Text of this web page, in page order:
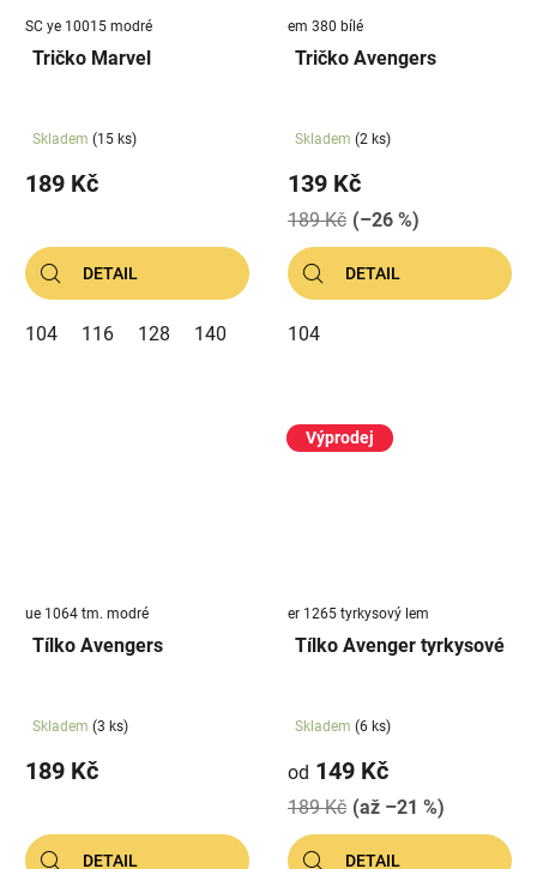
SC ye 10015 modré
Tričko Marvel
Skladem (15 ks)
189 Kč
DETAIL
104 116 128 140
em 380 bílé
Tričko Avengers
Skladem (2 ks)
139 Kč
189 Kč (–26 %)
DETAIL
104
ue 1064 tm. modré
Tílko Avengers
Skladem (3 ks)
189 Kč
DETAIL
Výprodej
er 1265 tyrkysový lem
Tílko Avenger tyrkysové
Skladem (6 ks)
od 149 Kč
189 Kč (až –21 %)
DETAIL